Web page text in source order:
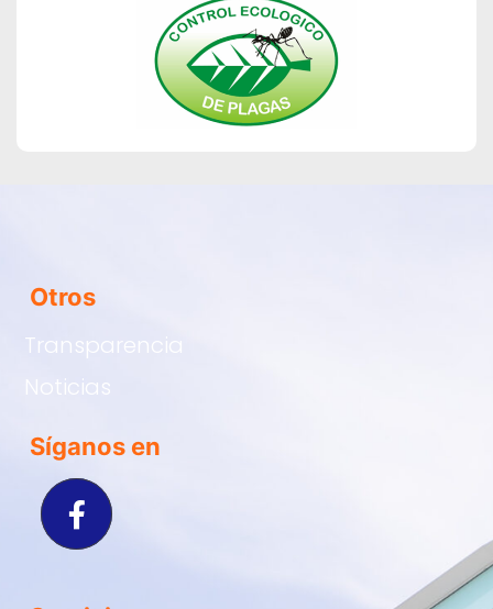
Otros
Transparencia
Noticias
Síganos en